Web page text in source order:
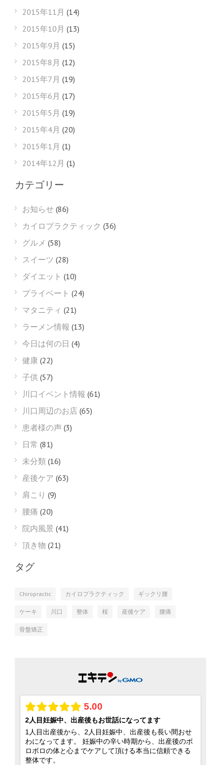
2015年11月 (14)
2015年10月 (13)
2015年9月 (15)
2015年8月 (12)
2015年7月 (19)
2015年6月 (17)
2015年5月 (19)
2015年4月 (20)
2015年1月 (1)
2014年12月 (1)
カテゴリー
お知らせ (86)
カイロプラクティック (36)
グルメ (58)
スイーツ (28)
ダイエット (10)
プライベート (24)
マタニティ (21)
ラーメン情報 (13)
今日は何の日 (4)
健康 (22)
子供 (57)
川口イベント情報 (61)
川口周辺のお店 (65)
患者様の声 (3)
日常 (81)
未分類 (16)
産後ケア (63)
肩こり (9)
腰痛 (20)
院内風景 (41)
頂き物 (21)
タグ
Chiropractic カイロプラクティック ギックリ腰
ケーキ 川口 整体 桜 産後ケア 腰痛
骨盤矯正